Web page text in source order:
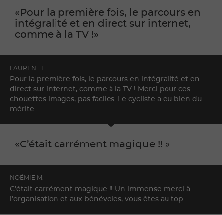
Pour la première fois, le parcours en
intégralité et en direct sur internet,
comme à la TV !
LAURENT L.
Pour la première fois, le parcours en intégralité et en
direct sur internet, comme à la TV ! Merci pour ces
chouettes images, pas faciles. Le cycliste a eu bien du
mérite...
C’était carrément magique !!
NOÉMIE M.
C’était carrément magique !! Un immense merci à
l’organisation et aux bénévoles, vous êtes au top.